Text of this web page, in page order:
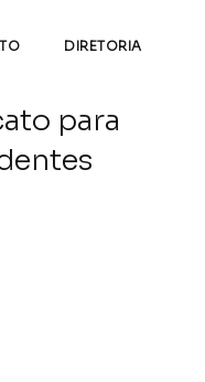
DIRETORIA
para